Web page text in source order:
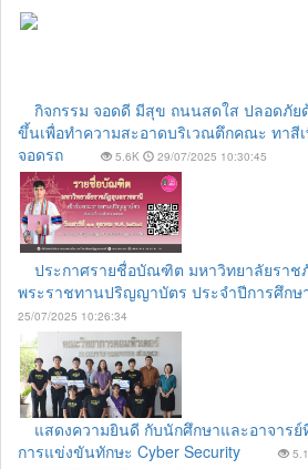
กิจกรรม จอดดี มีสุข ถนนสดใส ปลอดภัย
ขึ้นเพื่อทำความสะอาดบริเวณตึกคณะ ทาสี
จอดรถ
5.6K 29/07/2025 10:30:45
ประกาศรายชื่อบัณฑิต มหาวิทยาลัยราช
พระราชทานปริญญาบัตร ประจำปีการศึก
25/07/2025 10:26:34
แสดงความยินดี กับนักศึกษาและอาจารย์
การแข่งขันทักษะ Cyber Security